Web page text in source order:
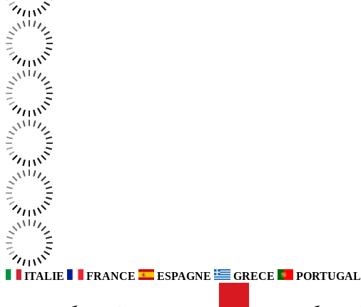
ITALIE FRANCE ESPAGNE GRECE PORTUGAL